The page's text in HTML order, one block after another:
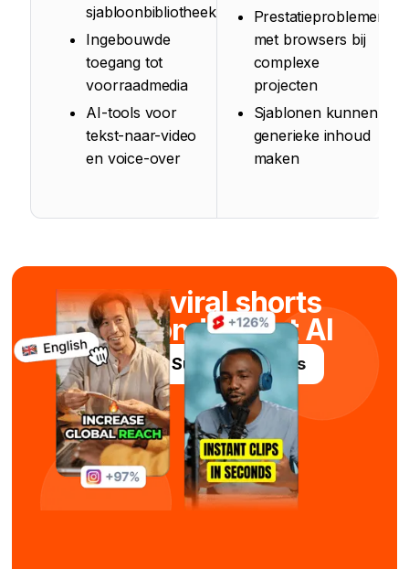
sjabloonbibliotheek
Ingebouwde
toegang tot
voorraadmedia
AI-tools voor
tekst-naar-video
en voice-over
Prestatieproblemen
met browsers bij
complexe
projecten
Sjablonen kunnen
generieke inhoud
maken
Maak viral shorts
in seconden met AI
Probeer Submagic gratis